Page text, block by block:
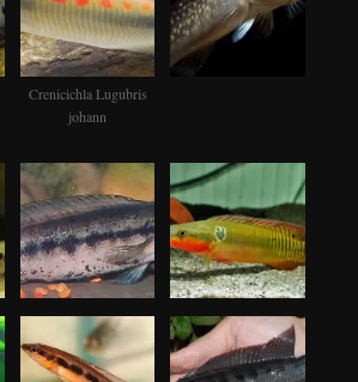
Crenicichla Lugubris
johann